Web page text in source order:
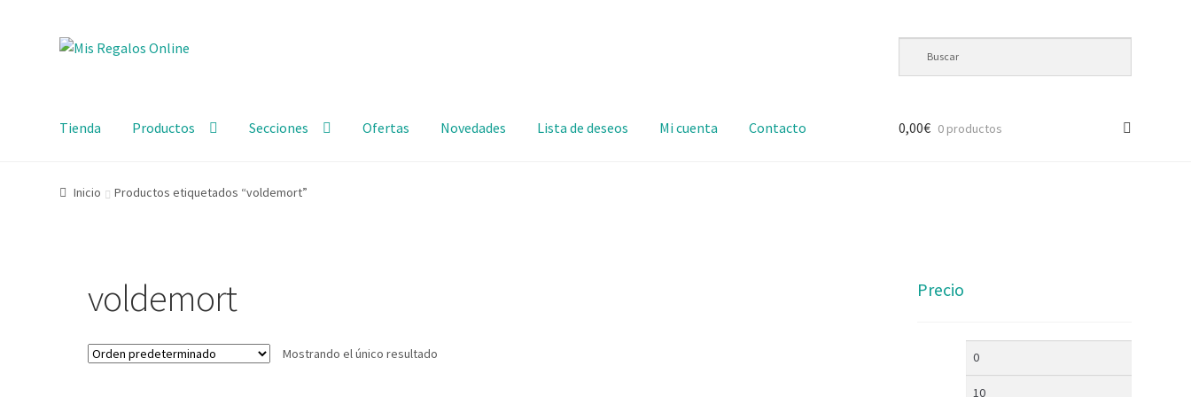
Tienda Productos Secciones Ofertas Novedades Lista de deseos Mi cuenta Contacto 0,00€ 0 productos
Inicio Productos etiquetados “voldemort”
voldemort
Mostrando el único resultado
Precio